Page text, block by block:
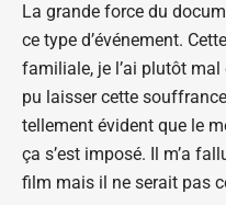
La grande force du
ce type d’événement.
familiale, je l’ai plutôt mal
pu laisser cette
tellement évident que le
ça s’est imposé. Il m’a
film mais il ne serait pas